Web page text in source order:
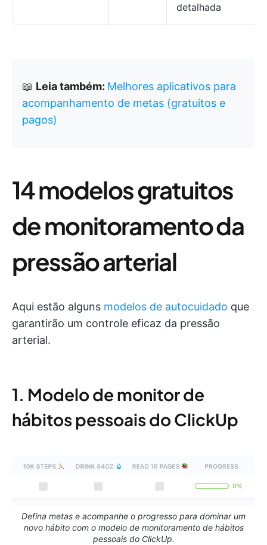
detalhada
📖 Leia também: Melhores aplicativos para
acompanhamento de metas (gratuitos e
pagos)
14 modelos gratuitos
de monitoramento da
pressão arterial
Aqui estão alguns modelos de autocuidado que
garantirão um controle eficaz da pressão
arterial.
1. Modelo de monitor de
hábitos pessoais do ClickUp
Defina metas e acompanhe o progresso para dominar um
novo hábito com o modelo de monitoramento de hábitos
pessoais do ClickUp.